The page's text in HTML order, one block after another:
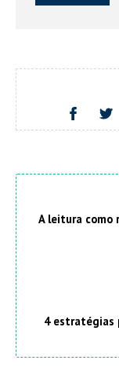
A leitura como
4 estratégias